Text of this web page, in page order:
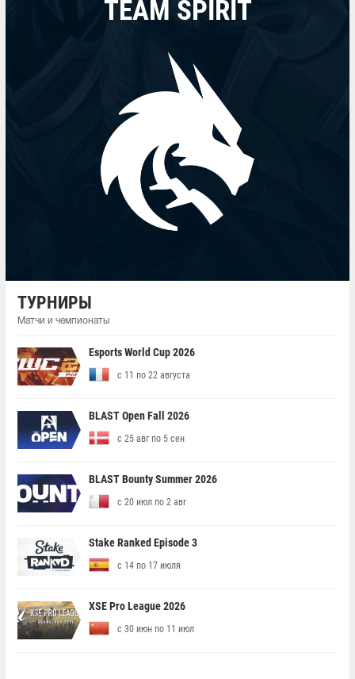
TEAM SPIRIT
ТУРНИРЫ
Матчи и чемпионаты
Esports World Cup 2026
с 11 по 22 августа
BLAST Open Fall 2026
с 25 авг по 5 сен
BLAST Bounty Summer 2026
с 20 июл по 2 авг
Stake Ranked Episode 3
с 14 по 17 июля
XSE Pro League 2026
с 30 июн по 11 июл